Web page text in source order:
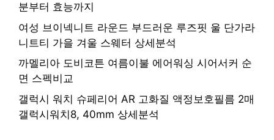
분부터 효능까지
여성 브이넥니트 라운드 부드러운 루즈핏 울 단가라
니트티 가을 겨울 스웨터 상세분석
까멜리아 도비코튼 여름이불 에어워싱 시어서커 순
면 스펙비교
갤럭시 워치 슈페리어 AR 고화질 액정보호필름 2매
갤럭시워치8, 40mm 상세분석